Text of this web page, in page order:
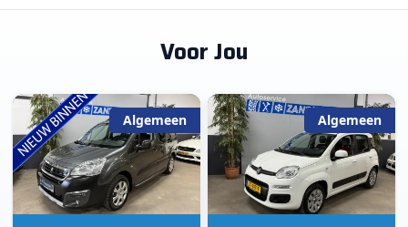
Voor Jou
Algemeen Algemeen